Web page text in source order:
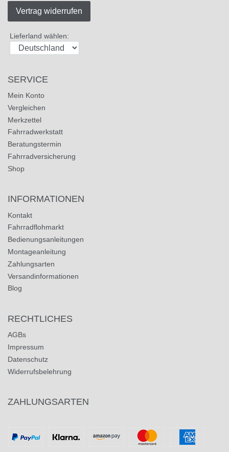
Vertrag widerrufen
Lieferland wählen:
SERVICE
Mein Konto
Vergleichen
Merkzettel
Fahrradwerkstatt
Beratungstermin
Fahrradversicherung
Shop
INFORMATIONEN
Kontakt
Fahrradflohmarkt
Bedienungsanleitungen
Montageanleitung
Zahlungsarten
Versandinformationen
Blog
RECHTLICHES
AGBs
Impressum
Datenschutz
Widerrufsbelehrung
ZAHLUNGSARTEN